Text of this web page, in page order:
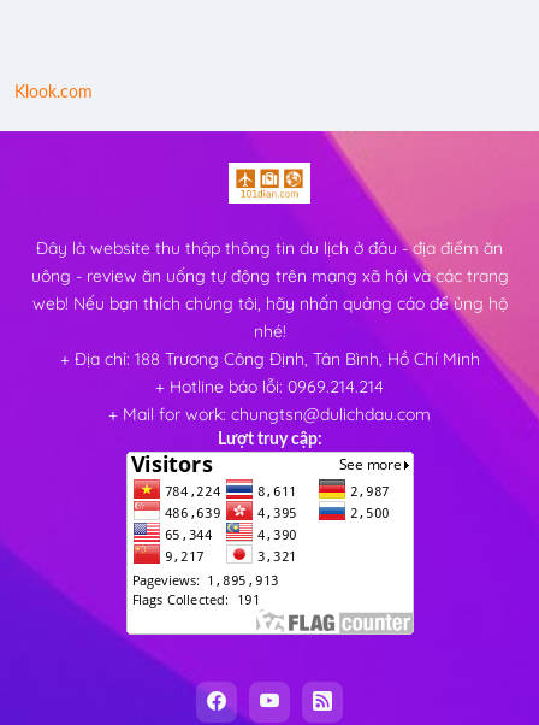
Klook.com
Đây là website thu thập thông tin du lịch ở đâu - địa điểm ăn
uông - review ăn uống tự động trên mạng xã hội và các trang
web! Nếu bạn thích chúng tôi, hãy nhấn quảng cáo để ủng hộ
nhé!
+ Địa chỉ: 188 Trương Công Định, Tân Bình, Hồ Chí Minh
+ Hotline báo lỗi: 0969.214.214
+ Mail for work: chungtsn@dulichdau.com
Lượt truy cập: